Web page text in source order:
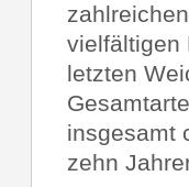
vielfältigen
letzten
insgesamt
zehn